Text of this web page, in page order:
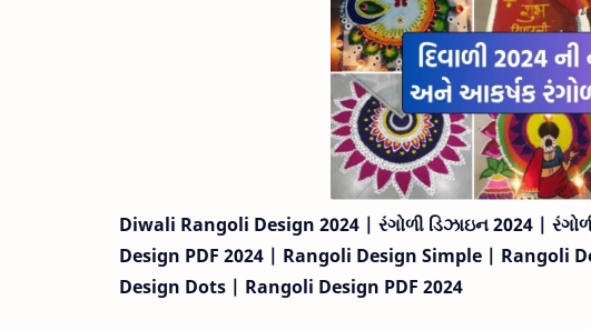
Diwali Rangoli Design 2024 | રંગોળી ડિઝાઇન 2024 |
Design PDF 2024 | Rangoli Design Simple | Rangoli
Design Dots | Rangoli Design PDF 2024